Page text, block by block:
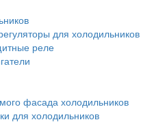
для холодильников
реле
фасада холодильников
для холодильников